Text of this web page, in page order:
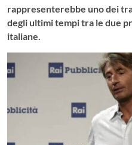
rappresenterebbe uno dei
degli ultimi tempi tra le due
italiane.